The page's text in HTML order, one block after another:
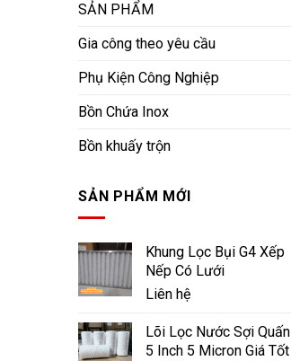
SẢN PHẨM
Gia công theo yêu cầu
Phụ Kiện Công Nghiệp
Bồn Chứa Inox
Bồn khuấy trộn
SẢN PHẨM MỚI
Khung Lọc Bụi G4 Xếp
Nếp Có Lưới
Liên hệ
Lõi Lọc Nước Sợi Quấn
5 Inch 5 Micron Giá Tốt